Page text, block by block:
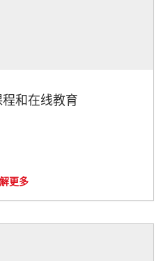
和在线教育
更多